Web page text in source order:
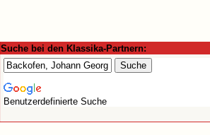
Suche bei den Klassika-Partnern:
Benutzerdefinierte Suche